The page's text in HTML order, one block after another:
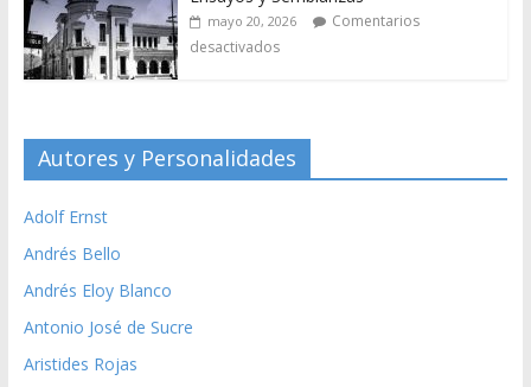
mayo 20, 2026
Comentarios
desactivados
Autores y Personalidades
Adolf Ernst
Andrés Bello
Andrés Eloy Blanco
Antonio José de Sucre
Aristides Rojas